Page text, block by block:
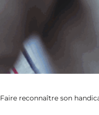
Faire reconnaître son